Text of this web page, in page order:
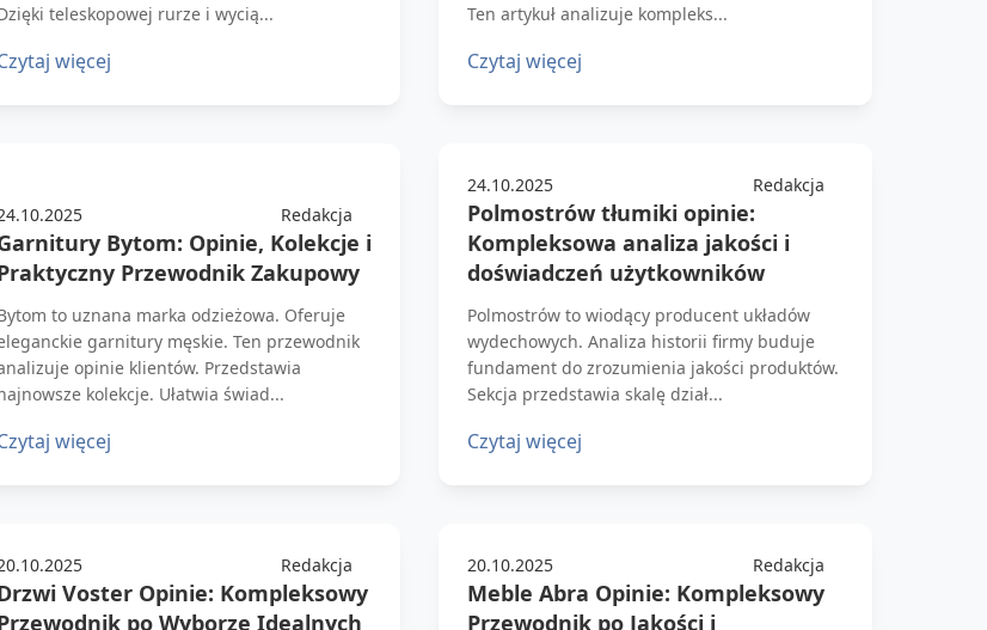
teleskopowej rurze i wycią...
więcej
Ten artykuł analizuje kompleks...
Czytaj więcej
Redakcja
Bytom: Opinie, Kolekcje i
Przewodnik Zakupowy
to uznana marka odzieżowa. Oferuje
garnitury męskie. Ten przewodnik
opinie klientów. Przedstawia
kolekcje. Ułatwia świad...
więcej
24.10.2025 Redakcja
Polmostrów tłumiki opinie:
Kompleksowa analiza jakości i
doświadczeń użytkowników
Polmostrów to wiodący producent układów
wydechowych. Analiza historii firmy buduje
fundament do zrozumienia jakości produktów.
Sekcja przedstawia skalę dział...
Czytaj więcej
Redakcja
Voster Opinie: Kompleksowy
po Wyborze Idealnych
20.10.2025 Redakcja
Meble Abra Opinie: Kompleksowy
Przewodnik po Jakości i